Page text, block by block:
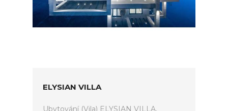
ELYSIAN VILLA
Ubytování (Vila) ELYSIAN VILLA.